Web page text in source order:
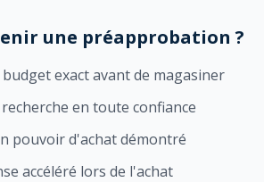
une préapprobation ?
exact avant de magasiner
en toute confiance
pouvoir d'achat démontré
accéléré lors de l'achat